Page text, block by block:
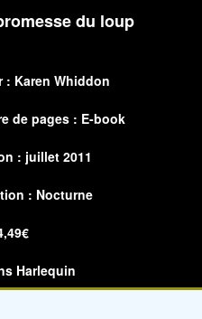
du loup
: Karen Whiddon
de pages : E-book
: juillet 2011
: Nocturne
Harlequin